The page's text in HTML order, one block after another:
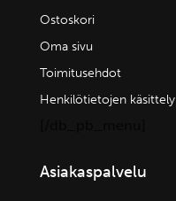
Ostoskori
Oma sivu
Toimitusehdot
Henkilötietojen käsittely
Asiakaspalvelu